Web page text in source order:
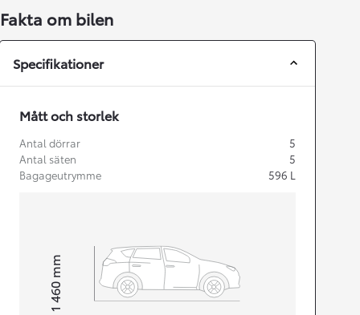
Fakta om bilen
Specifikationer
Mått och storlek
Antal dörrar
5
Antal säten
5
Bagageutrymme
596 L
Height1 460
mm